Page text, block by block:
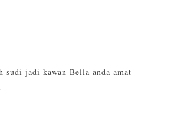
sudi jadi kawan Bella anda amat